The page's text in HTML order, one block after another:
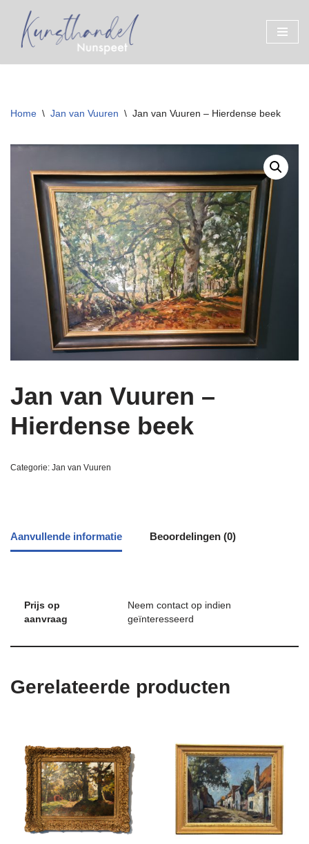
Ga
Home \ Jan van Vuuren \ Jan van Vuuren – Hierdense beek
Jan van Vuuren –
Hierdense beek
Categorie: Jan van Vuuren
Aanvullende informatie Beoordelingen (0)
Prijs op
aanvraag
Neem contact op indien
geïnteresseerd
Gerelateerde producten